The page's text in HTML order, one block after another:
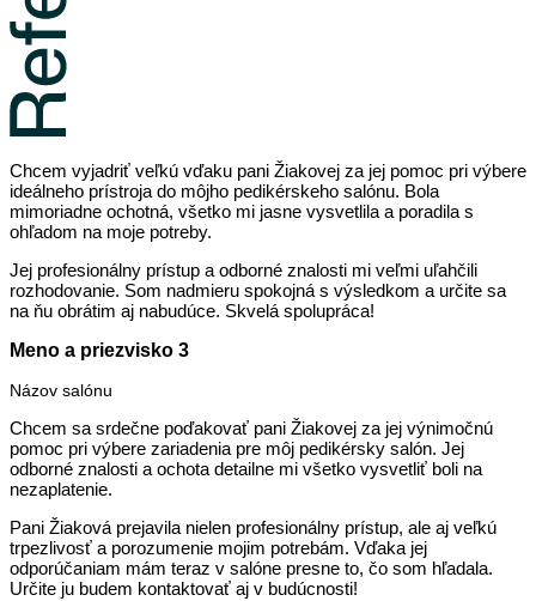
Chcem vyjadriť veľkú vďaku pani Žiakovej za jej pomoc pri výbere
ideálneho prístroja do môjho pedikérskeho salónu. Bola
mimoriadne ochotná, všetko mi jasne vysvetlila a poradila s
ohľadom na moje potreby.
Jej profesionálny prístup a odborné znalosti mi veľmi uľahčili
rozhodovanie. Som nadmieru spokojná s výsledkom a určite sa
na ňu obrátim aj nabudúce. Skvelá spolupráca!
Meno a priezvisko 3
Názov salónu
Chcem sa srdečne poďakovať pani Žiakovej za jej výnimočnú
pomoc pri výbere zariadenia pre môj pedikérsky salón. Jej
odborné znalosti a ochota detailne mi všetko vysvetliť boli na
nezaplatenie.
Pani Žiaková prejavila nielen profesionálny prístup, ale aj veľkú
trpezlivosť a porozumenie mojim potrebám. Vďaka jej
odporúčaniam mám teraz v salóne presne to, čo som hľadala.
Určite ju budem kontaktovať aj v budúcnosti!